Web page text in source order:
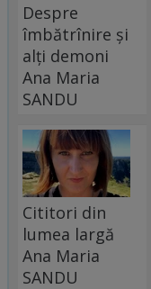
Despre
îmbătrînire și
alți demoni
Ana Maria
SANDU
Cititori din
lumea largă
Ana Maria
SANDU